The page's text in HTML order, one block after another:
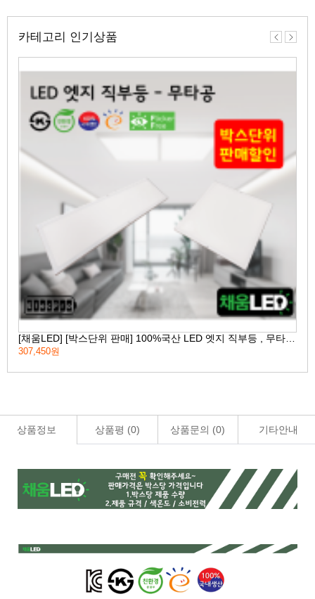
카테고리 인기상품
[채움LED] [박스단위 판매] 100%국산 LED 엣지 직부등 , 무타공직부등 고효율 친환경 인증제품 평판LED
307,450원
이
다
상품정보 상품평 (0) 상품문의 (0) 기타안내